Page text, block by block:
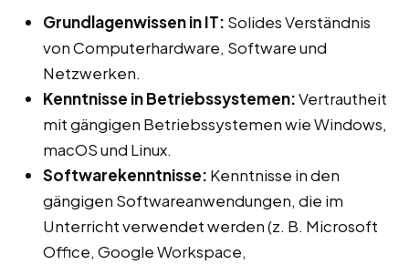
Grundlagenwissen in IT: Solides Verständnis
von Computerhardware, Software und
Netzwerken.
Kenntnisse in Betriebssystemen:Vertrautheit
mit gängigen Betriebssystemen wie Windows,
macOS und Linux.
Softwarekenntnisse: Kenntnisse in den
gängigen Softwareanwendungen, die im
Unterricht verwendet werden (z. B. Microsoft
Office, Google Workspace,